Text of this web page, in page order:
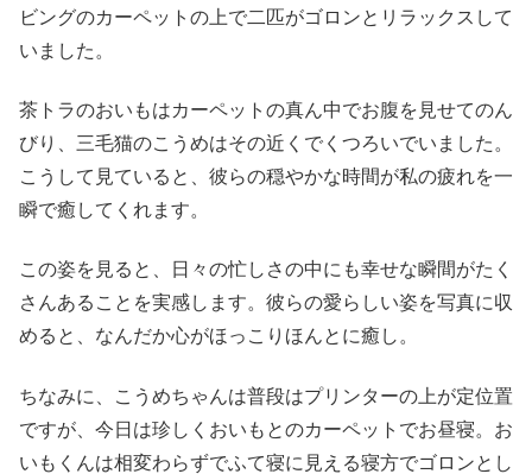
ビングのカーペットの上で二匹がゴロンとリラックスして
いました。
茶トラのおいもはカーペットの真ん中でお腹を見せてのん
びり、三毛猫のこうめはその近くでくつろいでいました。
こうして見ていると、彼らの穏やかな時間が私の疲れを一
瞬で癒してくれます。
この姿を見ると、日々の忙しさの中にも幸せな瞬間がたく
さんあることを実感します。彼らの愛らしい姿を写真に収
めると、なんだか心がほっこりほんとに癒し。
ちなみに、こうめちゃんは普段はプリンターの上が定位置
ですが、今日は珍しくおいもとのカーペットでお昼寝。お
いもくんは相変わらずでふて寝に見える寝方でゴロンとし